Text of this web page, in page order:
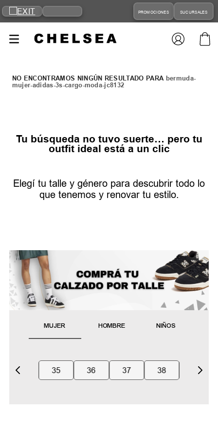
PROMOCIONES SUCURSALES
bermuda-
mujer-adidas-3s-cargo-moda-jc8132
Tu búsqueda no tuvo suerte… pero tu
outfit ideal está a un clic
Elegí tu talle y género para descubrir todo lo
que tenemos y renovar tu estilo.
MUJER HOMBRE NIÑOS
35 36 37 38